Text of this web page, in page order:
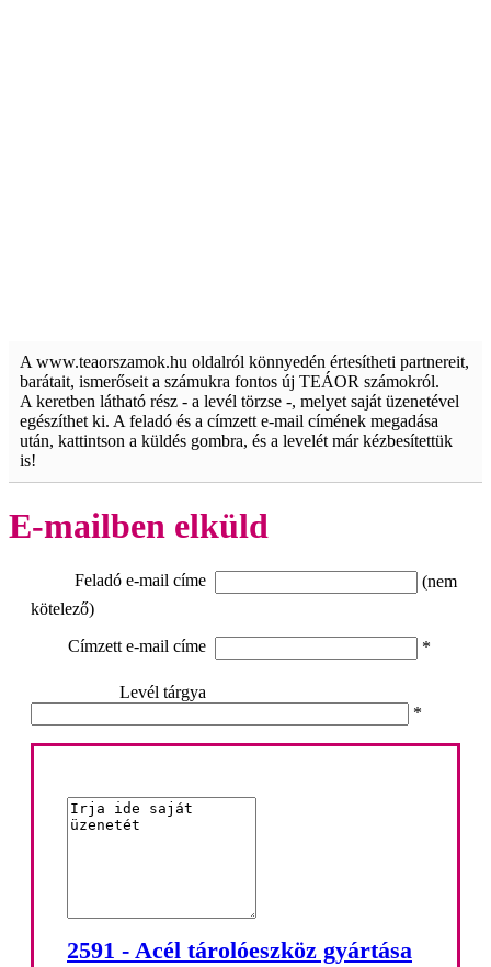
A www.teaorszamok.hu oldalról könnyedén értesítheti partnereit,
barátait, ismerőseit a számukra fontos új TEÁOR számokról.
A keretben látható rész - a levél törzse -, melyet saját üzenetével
egészíthet ki. A feladó és a címzett e-mail címének megadása
után, kattintson a küldés gombra, és a levelét már kézbesítettük
is!
E-mailben elküld
Feladó e-mail címe
(nem
kötelező)
Címzett e-mail címe
*
Levél tárgya
*
2591 - Acél tárolóeszköz gyártása